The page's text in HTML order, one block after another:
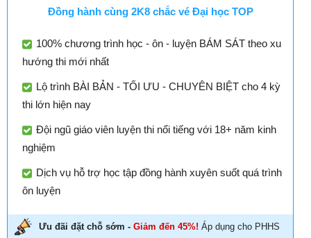
Đồng hành cùng 2K8 chắc vé Đại học TOP
100% chương trình học - ôn - luyện BÁM SÁT theo xu
hướng thi mới nhất
Lộ trình BÀI BẢN - TỐI ƯU - CHUYÊN BIỆT cho 4 kỳ
thi lớn hiện nay
Đội ngũ giáo viên luyện thi nổi tiếng với 18+ năm kinh
nghiệm
Dịch vụ hỗ trợ học tập đồng hành xuyên suốt quá trình
ôn luyện
Ưu đãi đặt chỗ sớm - Giảm đến 45%! Áp dụng cho PHHS